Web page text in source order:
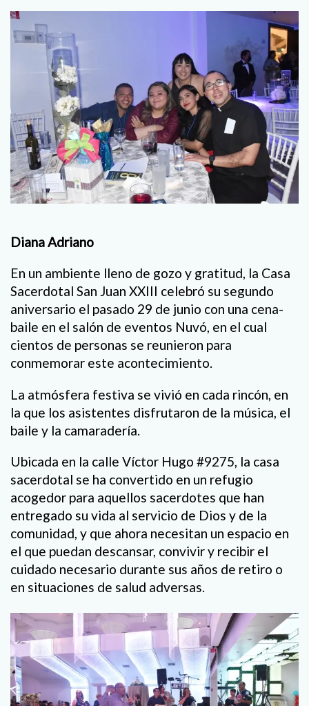
Diana Adriano
En un ambiente lleno de gozo y gratitud, la Casa
Sacerdotal San Juan XXIII celebró su segundo
aniversario el pasado 29 de junio con una cena-
baile en el salón de eventos Nuvó, en el cual
cientos de personas se reunieron para
conmemorar este acontecimiento.
La atmósfera festiva se vivió en cada rincón, en
la que los asistentes disfrutaron de la música, el
baile y la camaradería.
Ubicada en la calle Víctor Hugo #9275, la casa
sacerdotal se ha convertido en un refugio
acogedor para aquellos sacerdotes que han
entregado su vida al servicio de Dios y de la
comunidad, y que ahora necesitan un espacio en
el que puedan descansar, convivir y recibir el
cuidado necesario durante sus años de retiro o
en situaciones de salud adversas.